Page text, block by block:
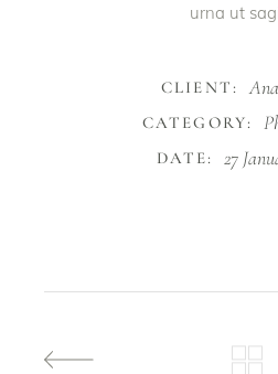
urna ut
CLIENT:
CATEGORY:
DATE: 27